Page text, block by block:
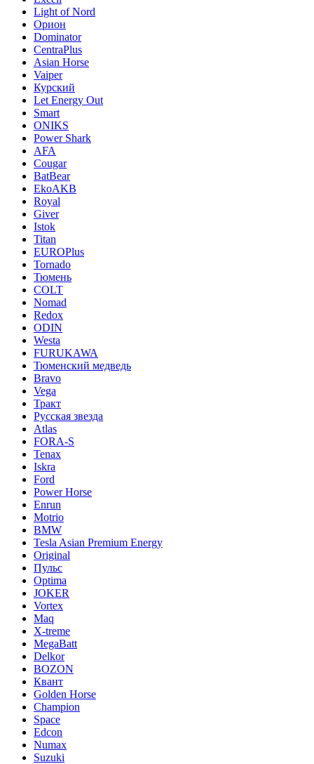
Light of Nord
Орион
Dominator
CentraPlus
Asian Horse
Vaiper
Курский
Let Energy Out
Smart
ONIKS
Power Shark
AFA
Cougar
BatBear
EkoAKB
Royal
Giver
Istok
Titan
EUROPlus
Tornado
Тюмень
COLT
Nomad
Redox
ODIN
Westa
FURUKAWA
Тюменский медведь
Bravo
Vega
Тракт
Русская звезда
Atlas
FORA-S
Tenax
Iskra
Ford
Power Horse
Enrun
Motrio
BMW
Tesla Asian Premium Energy
Original
Пульс
Optima
JOKER
Vortex
Maq
X-treme
MegaBatt
Delkor
BOZON
Квант
Golden Horse
Champion
Space
Edcon
Numax
Suzuki